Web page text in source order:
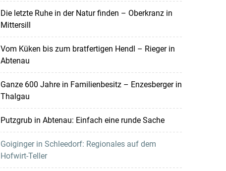
Die letzte Ruhe in der Natur finden – Oberkranz in
Mittersill
Vom Küken bis zum bratfertigen Hendl – Rieger in
Abtenau
Ganze 600 Jahre in Familienbesitz – Enzesberger in
Thalgau
Putzgrub in Abtenau: Einfach eine runde Sache
Goiginger in Schleedorf: Regionales auf dem
Hofwirt-Teller